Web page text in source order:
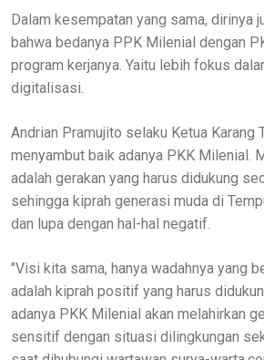
Dalam kesempatan yang sama, dirinya
bahwa bedanya PPK Milenial dengan
program kerjanya. Yaitu lebih fokus
digitalisasi.
Andrian Pramujito selaku Ketua Karang
menyambut baik adanya PKK Milenial.
adalah gerakan yang harus didukung
sehingga kiprah generasi muda di
dan lupa dengan hal-hal negatif.
"Visi kita sama, hanya wadahnya yang
adalah kiprah positif yang harus
adanya PKK Milenial akan melahirkan
sensitif dengan situasi dilingkungan